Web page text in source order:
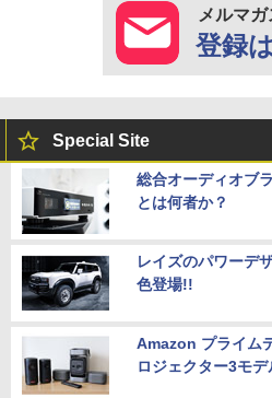
メルマガ
登録
Special Site
総合オーディオブ
とは何者か？
レイズのパワーデ
色登場!!
Amazon プライム
ロジェクター3モ